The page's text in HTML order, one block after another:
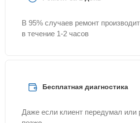
В 95% случаев ремонт
в течение 1-2 часов
Бесплатная диагностика
Даже если клиент передумал или